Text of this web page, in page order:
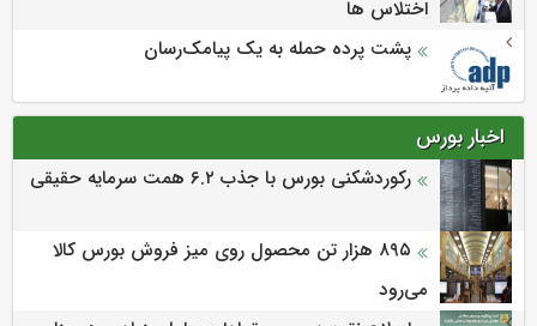
اختلاس ها
پشت پرده حمله به یک پیامک‌رسان
اخبار بورس
رکوردشکنی بورس با جذب ۶.۲ همت سرمایه حقیقی
۸۹۵ هزار تن محصول روی میز فروش بورس کالا
می‌‌رود